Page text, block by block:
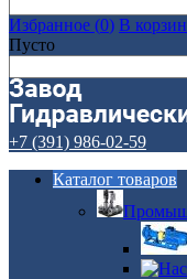
Избранное (0) В
Пусто
+7 (391) 986-02-59
Каталог товаров